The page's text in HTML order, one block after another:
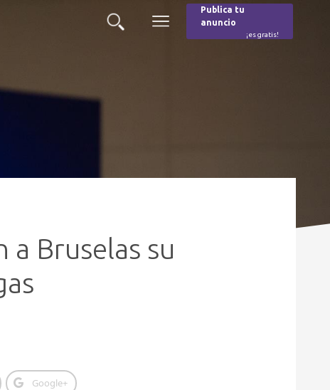
Buscar
Menú
Publica tu
anuncio
¡es gratis!
a Bruselas su
Google+